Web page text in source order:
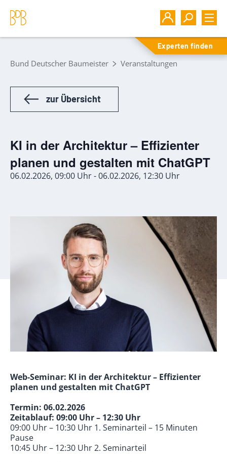
Experten finden
Bund Deutscher Baumeister Veranstaltungen
zur Übersicht
KI in der Architektur – Effizienter
planen und gestalten mit ChatGPT
06.02.2026, 09:00 Uhr - 06.02.2026, 12:30 Uhr
Web-Seminar: KI in der Architektur – Effizienter
planen und gestalten mit ChatGPT
Termin: 06.02.2026
Zeitablauf: 09:00 Uhr – 12:30 Uhr
09:00 Uhr – 10:30 Uhr 1. Seminarteil – 15 Minuten
Pause
10:45 Uhr – 12:30 Uhr 2. Seminarteil